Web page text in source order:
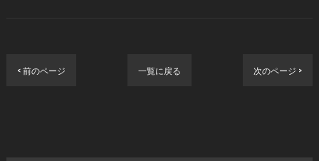
< 前のページ 一覧に戻る 次のページ >